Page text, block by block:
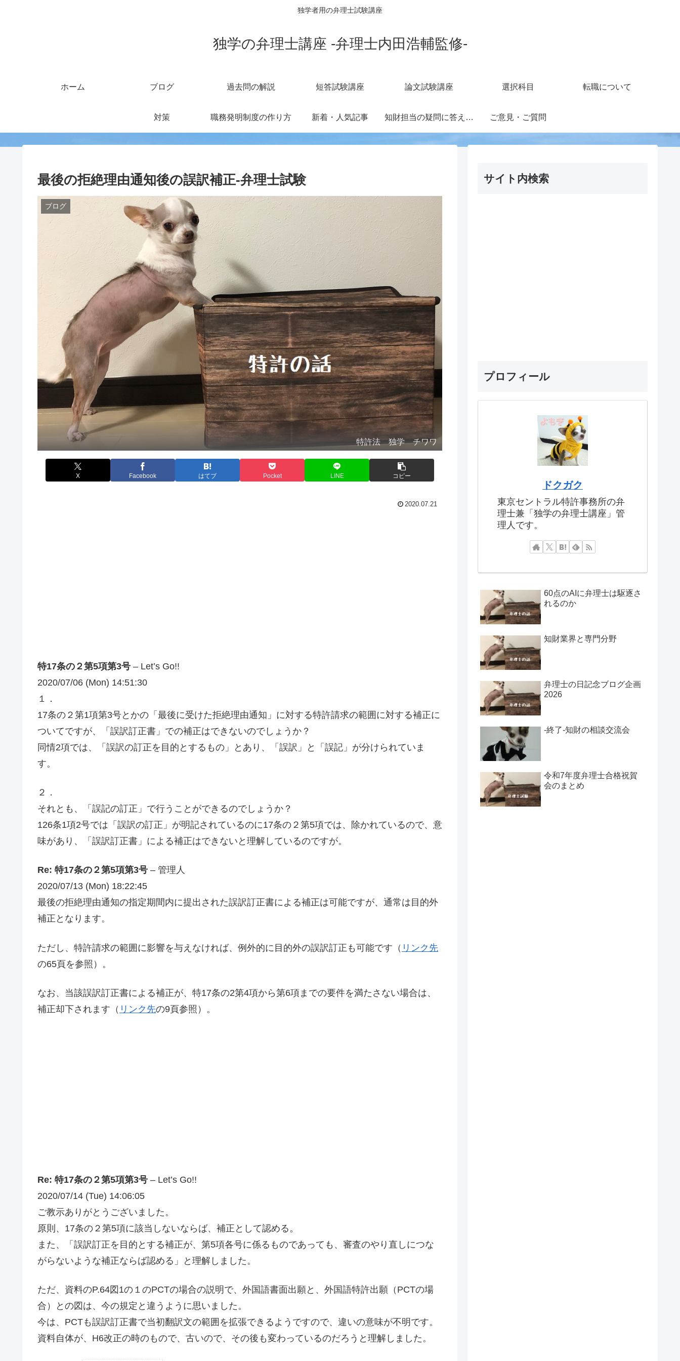
独学者用の弁理士試験講座
独学の弁理士講座 -弁理士内田浩輔監修-
ホーム ブログ 過去問の解説 短答試験講座 論文試験講座 選択科目 転職について
対策 職務発明制度の作り方 新着・人気記事 知財担当の疑問に答えるフォーラム ご意見・ご質問
最後の拒絶理由通知後の誤訳補正-弁理士試験
ブログ
特許法 独学 チワワ
X Facebook はてブ Pocket LINE コピー
2020.07.21
特17条の２第5項第3号 – Let’s Go!!
2020/07/06 (Mon) 14:51:30
１．
17条の２第1項第3号とかの「最後に受けた拒絶理由通知」に対する特許請求の範囲に対する補正に
ついてですが、「誤訳訂正書」での補正はできないのでしょうか？
同情2項では、「誤訳の訂正を目的とするもの」とあり、「誤訳」と「誤記」が分けられていま
す。
２．
それとも、「誤記の訂正」で行うことができるのでしょうか？
126条1項2号では「誤訳の訂正」が明記されているのに17条の２第5項では、除かれているので、意
味があり、「誤訳訂正書」による補正はできないと理解しているのですが。
Re: 特17条の２第5項第3号 – 管理人
2020/07/13 (Mon) 18:22:45
最後の拒絶理由通知の指定期間内に提出された誤訳訂正書による補正は可能ですが、通常は目的外
補正となります。
ただし、特許請求の範囲に影響を与えなければ、例外的に目的外の誤訳訂正も可能です（ リンク先
の65頁を参照）。
なお、当該誤訳訂正書による補正が、特17条の2第4項から第6項までの要件を満たさない場合は、
補正却下されます（ リンク先の9頁参照）。
Re: 特17条の２第5項第3号 – Let’s Go!!
2020/07/14 (Tue) 14:06:05
ご教示ありがとうございました。
原則、17条の２第5項に該当しないならば、補正として認める。
また、「誤訳訂正を目的とする補正が、第5項各号に係るものであっても、審査のやり直しにつな
がらないような補正ならば認める」と理解しました。
ただ、資料のP.64図1の１のPCTの場合の説明で、外国語書面出願と、外国語特許出願（PCTの場
合）との図は、今の規定と違うように思いました。
今は、PCTも誤訳訂正書で当初翻訳文の範囲を拡張できるようですので、違いの意味が不明です。
資料自体が、H6改正の時のもので、古いので、その後も変わっているのだろうと理解しました。
サイト内検索
プロフィール
ドクガク
東京セントラル特許事務所の弁
理士兼「独学の弁理士講座」管
理人です。
60点のAIに弁理士は駆逐さ
れるのか
知財業界と専門分野
弁理士の日記念ブログ企画
2026
-終了-知財の相談交流会
令和7年度弁理士合格祝賀
会のまとめ